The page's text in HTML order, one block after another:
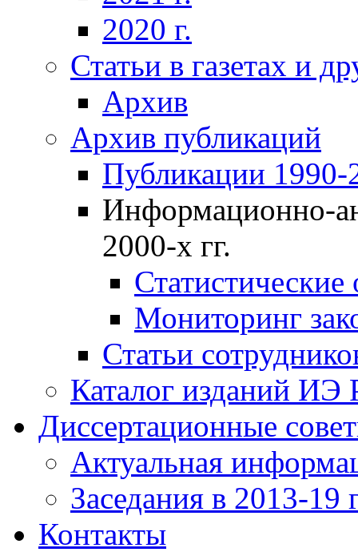
2020 г.
Статьи в газетах и
Архив
Архив публикаций
Публикации 1990-
Информационно-
2000-х гг.
Мониторинг
Статьи
Каталог изданий ИЭ
Диссертационные
Актуальная
Заседания в 2013-19
Контакты